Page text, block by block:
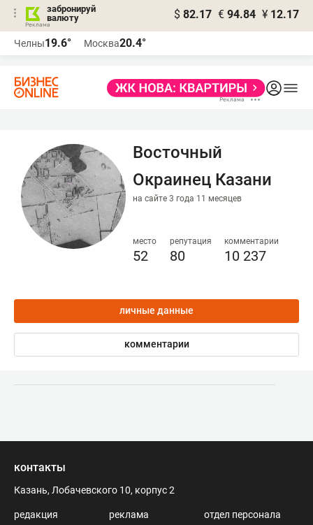
забронируй
валюту
$ 82.17 € 94.84 ¥ 12.17
Челны19.6° Москва20.4°
Восточный
Окраинец Казани
на сайте 3 года 11 месяцев
место
52
репутация
80
комментарии
10 237
личные данные
комментарии
контакты
Казань, Лобачевского 10, корпус 2
редакция
реклама
отдел персонала